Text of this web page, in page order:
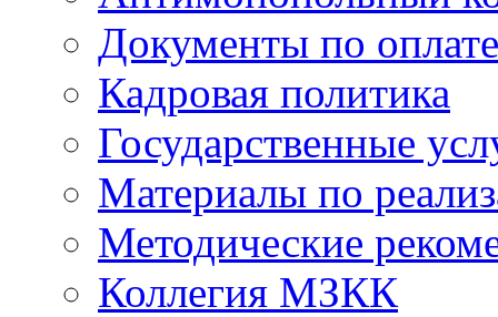
Документы по
Кадровая политика
Государственные
Материалы по
Методические
Коллегия МЗКК